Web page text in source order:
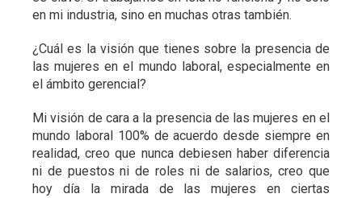
en mi industria, sino en muchas otras también.
¿Cuál es la visión que tienes sobre la presencia de
las mujeres en el mundo laboral, especialmente en
el ámbito gerencial?
Mi visión de cara a la presencia de las mujeres en el
mundo laboral 100% de acuerdo desde siempre en
realidad, creo que nunca debiesen haber diferencia
ni de puestos ni de roles ni de salarios, creo que
hoy día la mirada de las mujeres en ciertas